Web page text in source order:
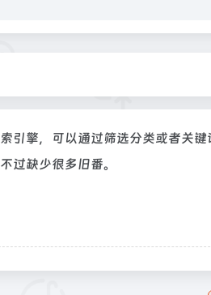
引擎，可以通过筛选分类或者关键
过缺少很多旧番。